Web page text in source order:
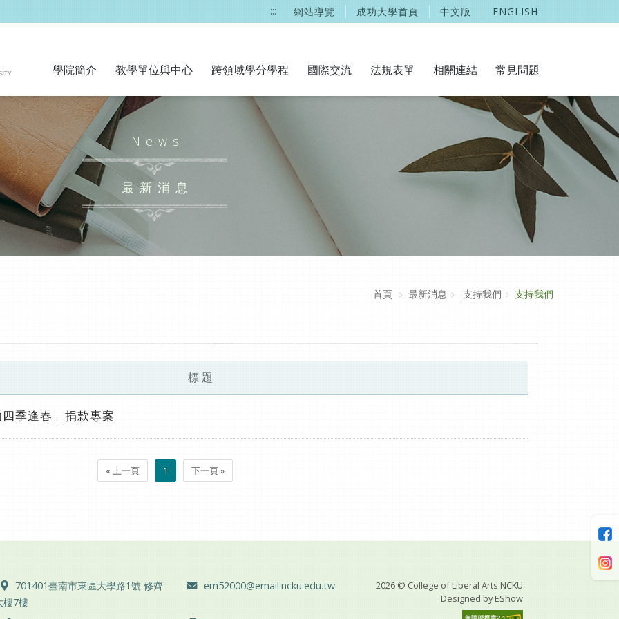
::: 網站導覽 成功大學首頁 中文版 ENGLISH
學院簡介 教學單位與中心 跨領域學分學程 國際交流 法規表單 相關連結 常見問題
News
最新消息
首頁 最新消息 支持我們 支持我們
標 題
季逢春」捐款專案
« 上一頁 1 下一頁 »
地址 ：
701401臺南市東區大學路1號 修齊
樓7樓
電子郵件 ：
em52000@email.ncku.edu.tw
2026 © College of Liberal Arts NCKU
Designed byEShow